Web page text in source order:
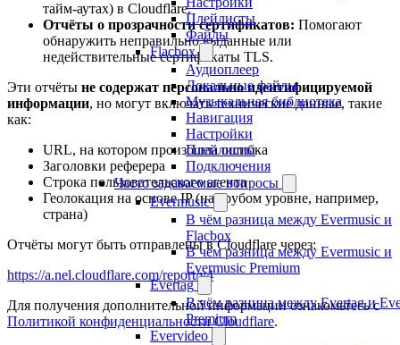
Плейлисты
Файлы
Flacbox
Аудиоплеер
Локальные файлы
Музыкальная библиотека
Навигация
Настройки
Плейлисты
Подключения
Часто задаваемые вопросы
Evermusic
В чём разница между Evermusic и
Flacbox
В чём разница между Evermusic и
Evermusic Premium
Evertag
В чём разница между Evertag и
Premium
Evervideo
тайм-аутах) в Cloudflare.
Отчёты о прозрачности сертификатов: Помогают
обнаружить неправильно выданные или
недействительные сертификаты TLS.
Эти отчёты не содержат персонально идентифицируемой
информации, но могут включать технические данные, такие
как:
URL, на котором произошла ошибка
Заголовки реферера
Строка пользовательского агента
Геолокация на основе IP (на грубом уровне, например,
страна)
Отчёты могут быть отправлены в Cloudflare через:
https://a.nel.cloudflare.com/report/v4
Для получения дополнительной информации ознакомьтесь с
Политикой конфиденциальности Cloudflare.